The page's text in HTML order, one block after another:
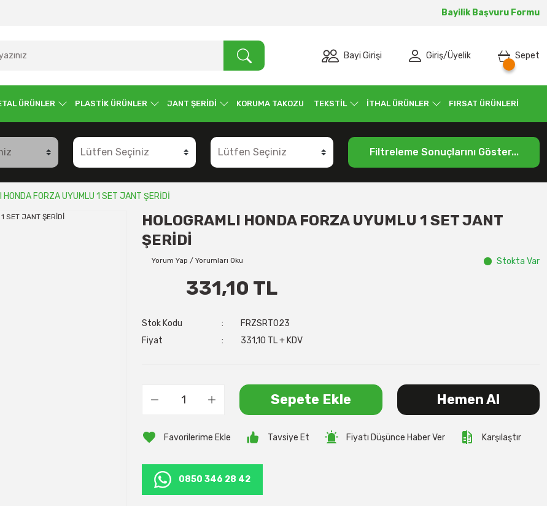
Bayilik Başvuru Formu
Bayi Girişi Giriş/Üyelik Sepet
ÜRÜNLER PLASTİK ÜRÜNLER JANT ŞERİDİ KORUMA TAKOZU TEKSTİL İTHAL ÜRÜNLER FIRSAT ÜRÜNLERİ
Filtreleme Sonuçlarını Göster...
HONDA FORZA UYUMLU 1 SET JANT ŞERİDİ
HOLOGRAMLI HONDA FORZA UYUMLU 1 SET JANT
ŞERİDİ
Yorum Yap / Yorumları Oku Stokta Var
331,10 TL
Stok Kodu
FRZSRT023
Fiyat
331,10 TL + KDV
Sepete Ekle Hemen Al
Tavsiye Et Fiyatı Düşünce Haber Ver Karşılaştır
0850 346 28 42